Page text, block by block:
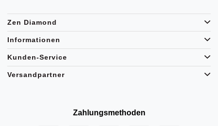
Zen Diamond
Informationen
Kunden-Service
Versandpartner
Zahlungsmethoden